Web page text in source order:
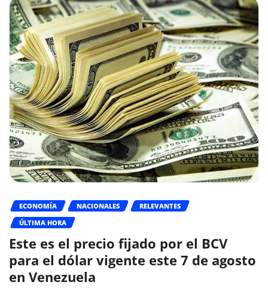
ECONOMÍA NACIONALES
RELEVANTES
ÚLTIMA HORA
Este es el precio fijado por el BCV
para el dólar vigente este 7 de agosto
en Venezuela